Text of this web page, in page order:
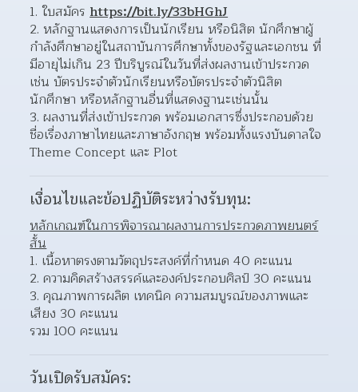
ใบสมัคร https://bit.ly/33bHGhJ
หลักฐานแสดงการเป็นนักเรียน หรือนิสิต นักศึกษาผู้
กำลังศึกษาอยู่ในสถาบันการศึกษาทั้งของรัฐและเอกชน ที่
มีอายุไม่เกิน 23 ปีบริบูรณ์ในวันที่ส่งผลงานเข้าประกวด
เช่น บัตรประจำตัวนักเรียนหรือบัตรประจำตัวนิสิต
นักศึกษา หรือหลักฐานอื่นที่แสดงฐานะเช่นนั้น
ผลงานที่ส่งเข้าประกวด พร้อมเอกสารซึ่งประกอบด้วย
ชื่อเรื่องภาษาไทยและภาษาอังกฤษ พร้อมทั้งแรงบันดาลใจ
Theme Concept และ Plot
เงื่อนไขและข้อปฏิบัติระหว่างรับทุน:
หลักเกณฑ์ในการพิจารณาผลงานการประกวดภาพยนตร์
สั้น
เนื้อหาตรงตามวัตถุประสงค์ที่กำหนด 40 คะแนน
ความคิดสร้างสรรค์และองค์ประกอบศิลป์ 30 คะแนน
คุณภาพการผลิต เทคนิค ความสมบูรณ์ของภาพและ
เสียง 30 คะแนน
รวม 100 คะแนน
วันเปิดรับสมัคร: